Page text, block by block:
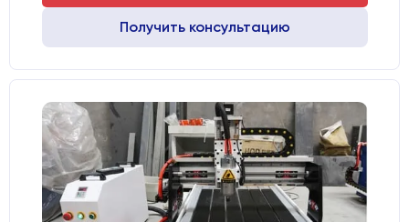
Получить консультацию